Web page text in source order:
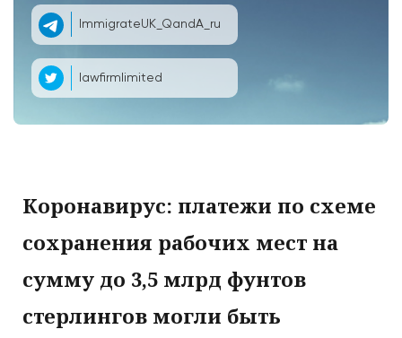
ImmigrateUK_QandA_ru
lawfirmlimited
Коронавирус: платежи по схеме
сохранения рабочих мест на
сумму до 3,5 млрд фунтов
стерлингов могли быть